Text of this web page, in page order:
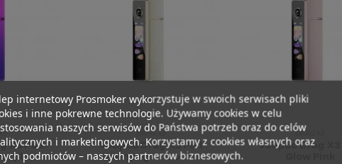
X3 Pod
DRAG X3
Voopoo Drag X3 Pod
Champagne Golden
DRAG X3
Voopoo Drag X3
internetowy Prosmoker wykorzystuje w swoich serwisach pliki
i inne pokrewne technologie. Używamy cookies w celu
naszych serwisów do Państwa potrzeb oraz do celów
i marketingowych. Korzystamy z cookies własnych oraz
podmiotów – naszych partnerów biznesowych.